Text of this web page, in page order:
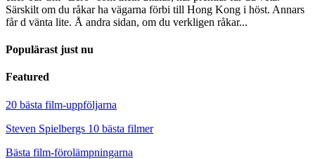
Särskilt om du råkar ha vägarna förbi till Hong Kong i höst. Annars
får d vänta lite. Å andra sidan, om du verkligen råkar...
Populärast just nu
Featured
20 bästa film-uppföljarna
Steven Spielbergs 10 bästa filmer
Bästa film-förolämpningarna